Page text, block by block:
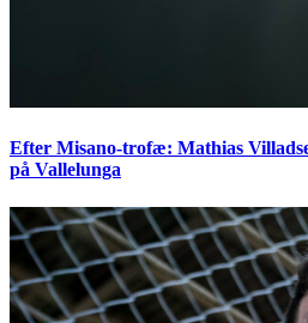
Efter Misano-trofæ: Mathias
på Vallelunga